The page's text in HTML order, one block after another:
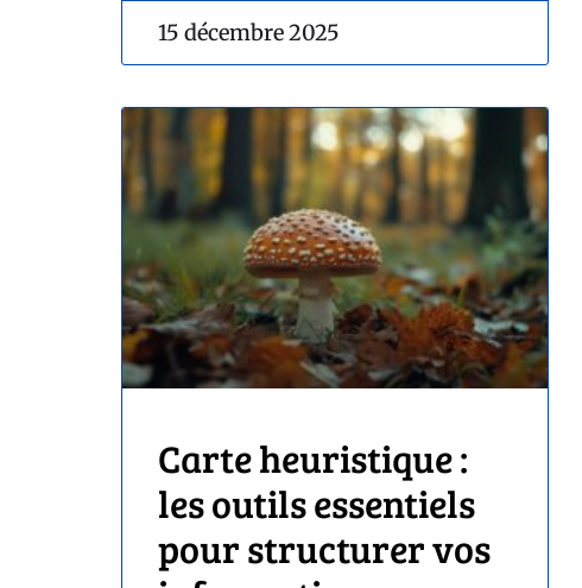
15 décembre 2025
Carte heuristique :
les outils essentiels
pour structurer vos